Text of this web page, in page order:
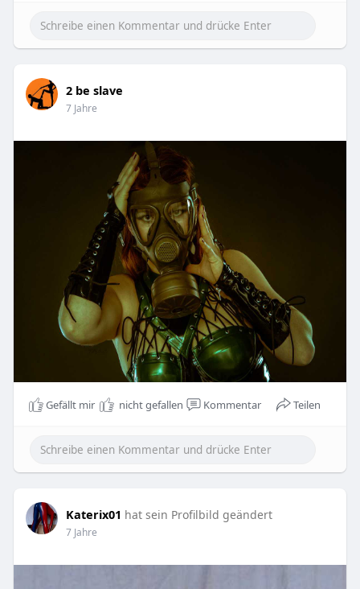
2 be slave
7 Jahre
Gefällt mir nicht gefallen Kommentar Teilen
Katerix01 hat sein Profilbild geändert
7 Jahre